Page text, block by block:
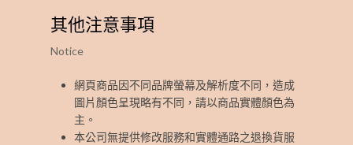
其他注意事項
Notice
網頁商品因不同品牌螢幕及解析度不同，造成
圖片顏色呈現略有不同，請以商品實體顏色為
主。
本公司無提供修改服務和實體通路之退換貨服